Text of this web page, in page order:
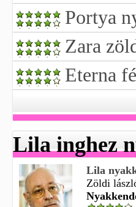
Portya
Zara
Eterna
Lila inghez
Lila
Zöldi